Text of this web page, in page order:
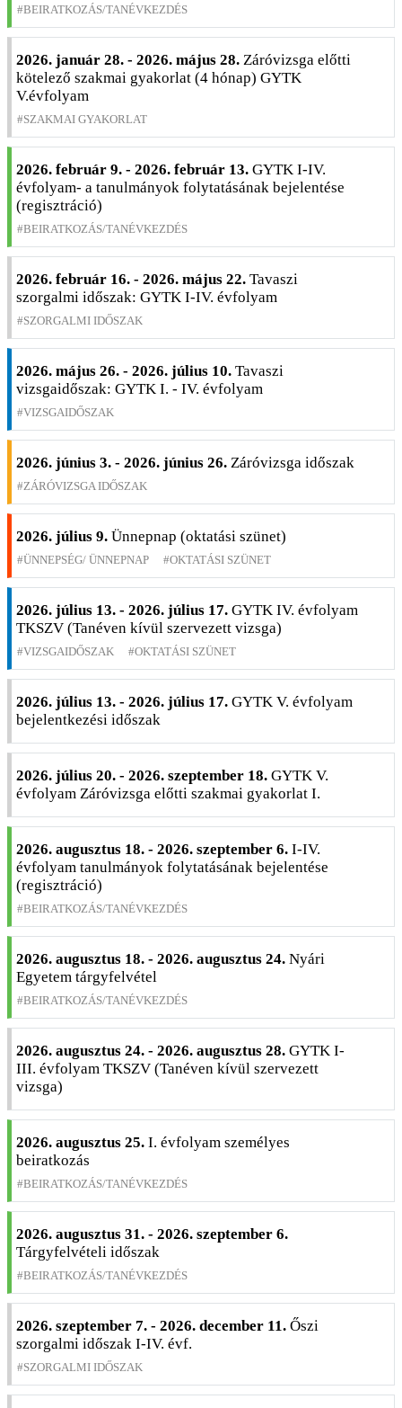
BEIRATKOZÁS/TANÉVKEZDÉS
2026. január 28. - 2026. május 28. Záróvizsga előtti
kötelező szakmai gyakorlat (4 hónap) GYTK
V.évfolyam
SZAKMAI GYAKORLAT
2026. február 9. - 2026. február 13. GYTK I-IV.
évfolyam- a tanulmányok folytatásának bejelentése
(regisztráció)
BEIRATKOZÁS/TANÉVKEZDÉS
2026. február 16. - 2026. május 22. Tavaszi
szorgalmi időszak: GYTK I-IV. évfolyam
SZORGALMI IDŐSZAK
2026. május 26. - 2026. július 10. Tavaszi
vizsgaidőszak: GYTK I. - IV. évfolyam
VIZSGAIDŐSZAK
2026. június 3. - 2026. június 26. Záróvizsga időszak
ZÁRÓVIZSGA IDŐSZAK
2026. július 9. Ünnepnap (oktatási szünet)
ÜNNEPSÉG/ ÜNNEPNAP OKTATÁSI SZÜNET
2026. július 13. - 2026. július 17. GYTK IV. évfolyam
TKSZV (Tanéven kívül szervezett vizsga)
VIZSGAIDŐSZAK OKTATÁSI SZÜNET
2026. július 13. - 2026. július 17. GYTK V. évfolyam
bejelentkezési időszak
2026. július 20. - 2026. szeptember 18. GYTK V.
évfolyam Záróvizsga előtti szakmai gyakorlat I.
2026. augusztus 18. - 2026. szeptember 6. I-IV.
évfolyam tanulmányok folytatásának bejelentése
(regisztráció)
BEIRATKOZÁS/TANÉVKEZDÉS
2026. augusztus 18. - 2026. augusztus 24. Nyári
Egyetem tárgyfelvétel
BEIRATKOZÁS/TANÉVKEZDÉS
2026. augusztus 24. - 2026. augusztus 28. GYTK I-
III. évfolyam TKSZV (Tanéven kívül szervezett
vizsga)
2026. augusztus 25. I. évfolyam személyes
beiratkozás
BEIRATKOZÁS/TANÉVKEZDÉS
2026. augusztus 31. - 2026. szeptember 6.
Tárgyfelvételi időszak
BEIRATKOZÁS/TANÉVKEZDÉS
2026. szeptember 7. - 2026. december 11. Őszi
szorgalmi időszak I-IV. évf.
SZORGALMI IDŐSZAK